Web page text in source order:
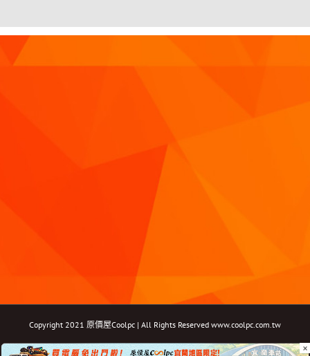
Copyright 2021 原價屋Coolpc | All Rights Reserved www.coolpc.com.tw
FacebookInstagramYouTubeTwitterEmail: ×